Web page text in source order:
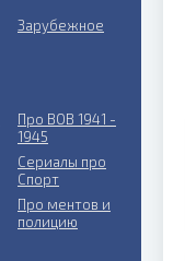
Зарубежное
Пpo ВОВ 1941 -
1945
Сериалы про
Спорт
Про ментов и
полицию